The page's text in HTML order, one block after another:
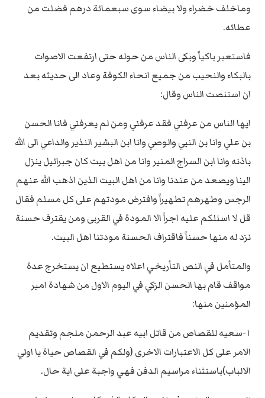
وماخلف خضراء ولا بيضاء سوى سبعمائة درهم فضلت من
عطائه.
فاستعبر باكياً وبكى الناس من حوله حتى ارتفعت الاصوات
بالبكاء والنحيب من جميع انحاء الكوفة وعاد الى حديثه بعد
ان استنصت الناس وقال:
ايها الناس من عرفني فقد عرفني ومن لم يعرفني فانا الحسن
بن علي وانا بن النبي والوصي وانا ابن البشير النذير والداعي الى الله
باذنه وانا ابن السراج المنير وانا من اهل بيت كان جبرائيل ينزل
الينا ويصعد من عندنا وانا من اهل البيت الذين اذهب الله عنهم
الرجس وطهرهم تطهيراً وافترض مودتهم على كل مسلم فقال
قل لا اسئلكم عليه اجراً الا المودة في القربى ومن يقترف حسنة
نزد له منها حسناً فاقتراف الحسنة مودتنا اهل البيت.
والمتأمل في النص التأريخي اعلاه يستطيع ان يستخرج عدة
مواقف قام بها الحسن الزكي في اليوم الاول من شهادة امير
المؤمنين منها:
١-سعيه للقصاص من قاتل ابيه عبد الرحمن ملجم وتقديم
الامر على كل الاعتبارات الاخرى (ولكم في القصاص حياة يا اولي
الالباب)باستثناء مراسيم الدفن فهي واجبة على اية حال.